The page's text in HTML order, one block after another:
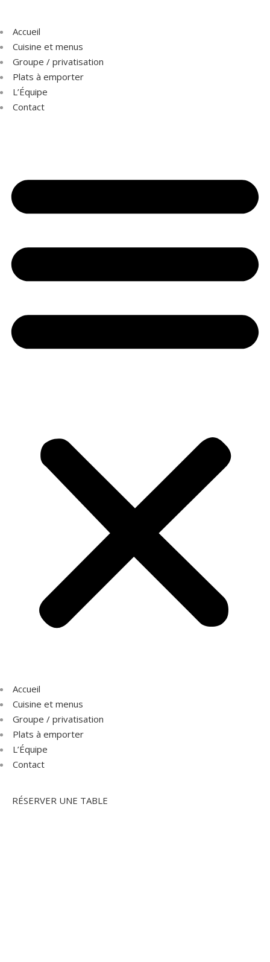
Accueil
Cuisine et menus
Groupe / privatisation
Plats à emporter
L’Équipe
Contact
Accueil
Cuisine et menus
Groupe / privatisation
Plats à emporter
L’Équipe
Contact
RÉSERVER UNE TABLE